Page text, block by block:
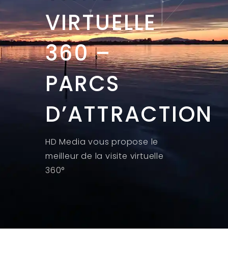
VIRTUELLE
360 –
PARCS
D’ATTRACTION
HD Media vous propose le
meilleur de la visite virtuelle
360°